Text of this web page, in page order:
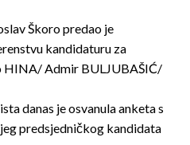
Škoro predao je
kandidaturu za
HINA/ Admir BULJUBAŠIĆ/
danas je osvanula anketa s
predsjedničkog kandidata